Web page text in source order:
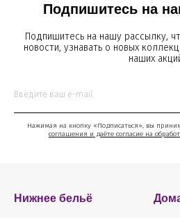
Подпишитесь на
Подпишитесь на нашу рассылку,
новости, узнавать о новых
наших
Нажимая на кнопку «Подписаться», вы
соглашения и даёте согласие на
Нижнее бельё